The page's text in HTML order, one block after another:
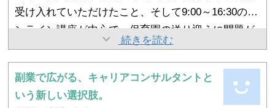
受け入れていただけたこと、そして9:00～16:30のオ
ンライン講座が中心で、保育園の送り迎えに問題が
なかったことが大きなポイントでした。
受講前は、乳児と受講することへ不安もありました
が、事務局や講師の方々の手厚いサポートや、同じ
クラスの受講者の温かい対応に助けられ、無事に養
キャリアコンサルタントの資格を取得後は、自動車
ことになりました。
管理職になったことで、面談や相談を受けることが
受講当時は、保育園に通う子供が2人と生後2か月の
赤ちゃんを抱えながらの学びでした。講座中も赤ち
続きを読む
副業で広がる、キャリアコンサルタントと
いう新しい選択肢。